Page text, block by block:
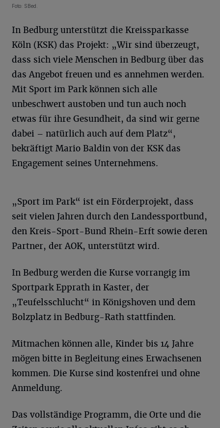
Foto: SBed.
In Bedburg unterstützt die Kreissparkasse
Köln (KSK) das Projekt: „Wir sind überzeugt,
dass sich viele Menschen in Bedburg über das
das Angebot freuen und es annehmen werden.
Mit Sport im Park können sich alle
unbeschwert austoben und tun auch noch
etwas für ihre Gesundheit, da sind wir gerne
dabei – natürlich auch auf dem Platz“,
bekräftigt Mario Baldin von der KSK das
Engagement seines Unternehmens.
„Sport im Park“ ist ein Förderprojekt, dass
seit vielen Jahren durch den Landessportbund,
den Kreis-Sport-Bund Rhein-Erft sowie deren
Partner, der AOK, unterstützt wird.
In Bedburg werden die Kurse vorrangig im
Sportpark Epprath in Kaster, der
„Teufelsschlucht“ in Königshoven und dem
Bolzplatz in Bedburg-Rath stattfinden.
Mitmachen können alle, Kinder bis 14 Jahre
mögen bitte in Begleitung eines Erwachsenen
kommen. Die Kurse sind kostenfrei und ohne
Anmeldung.
Das vollständige Programm, die Orte und die